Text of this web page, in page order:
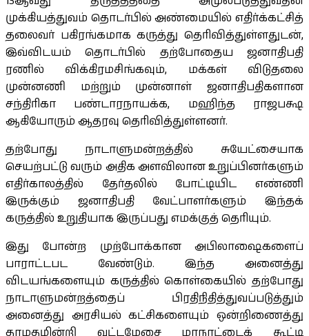
முக்கியத்துவம் தொடர்பில் அண்மையில் எதிர்க்கட்சித்
தலைவர் பகிரங்கமாக கருத்து தெரிவித்துள்ளதுடன்,
இவ்விடயம் தொடர்பில் தற்போதைய ஜனாதிபதி
ரணில் விக்கிரமசிங்கவும், மக்கள் விடுதலை
முன்னணி மற்றும் முன்னாள் ஜனாதிபதிகளான
சந்திரிகா பண்டாரநாயக்க, மஹிந்த ராஜபக்ஷ
ஆகியோரும் ஆதரவு தெரிவித்துள்ளனர்.
தற்போது நாடாளுமன்றத்தில் சுயேட்சையாக
செயற்பட்டு வரும் அதிக அளவிலான உறுப்பினர்களும்
எதிர்காலத்தில் தேர்தலில் போட்டியிட எண்ணி
இருக்கும் ஜனாதிபதி வேட்பாளர்களும் இந்தக்
கருத்தில் உறுதியாக இருப்பது எமக்குத் தெரியும்.
இது போன்ற முற்போக்கான அபிலாஷைகளைப்
பாராட்டபட வேண்டும். இந்த அனைத்து
விடயங்களையும் கருத்தில் கொள்கையில் தற்போது
நாடாளுமன்றத்தைப் பிரதிநிதித்துவப்படுத்தும்
அனைத்து அரசியல் கட்சிகளையும் ஒன்றிணைத்து